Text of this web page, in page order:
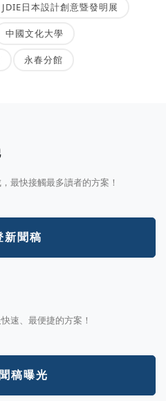
JDIE日本設計創意暨發明展
中國文化大學
永春分館
最快接觸最多讀者的方案！
新聞稿
速、最便捷的方案！
稿曝光